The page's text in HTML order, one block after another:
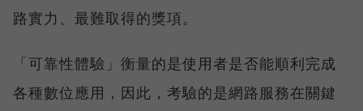
路實力、最難取得的獎項。
「可靠性體驗」衡量的是使用者是否能順利完成
各種數位應用，因此，考驗的是網路服務在關鍵